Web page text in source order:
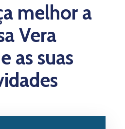
melhor a
Vera
as suas